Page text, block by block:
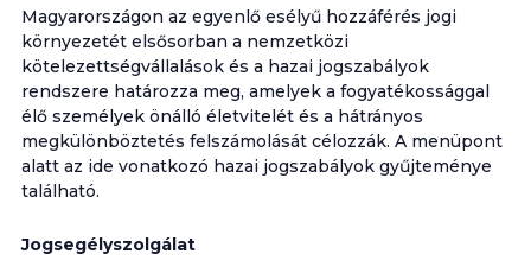
Magyarországon az egyenlő esélyű hozzáférés jogi
környezetét elsősorban a nemzetközi
kötelezettségvállalások és a hazai jogszabályok
rendszere határozza meg, amelyek a fogyatékossággal
élő személyek önálló életvitelét és a hátrányos
megkülönböztetés felszámolását célozzák. A menüpont
alatt az ide vonatkozó hazai jogszabályok gyűjteménye
található.
Jogsegélyszolgálat